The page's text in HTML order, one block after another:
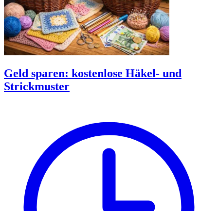
Geld sparen: kostenlose Häkel- und
Strickmuster